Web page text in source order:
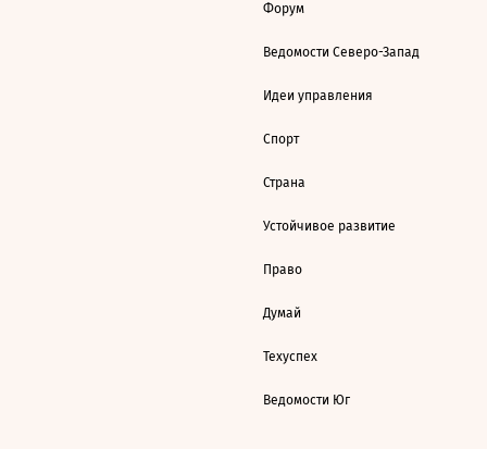
Форум
Ведомости Северо-Запад
Идеи управления
Спорт
Страна
Устойчивое развитие
Право
Думай
Техуспех
Ведомости Юг